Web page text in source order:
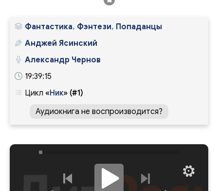
Фантастика, Фэнтези, Попаданцы
Анджей Ясинский
Александр Чернов
19:39:15
Цикл «Ник» (#1)
Аудиокнига не воспроизводится?